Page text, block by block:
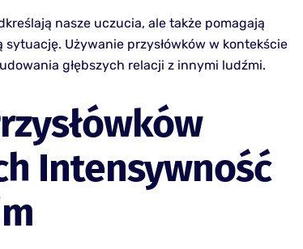
nasze uczucia, ale także pomagają
Używanie przysłówków w kontekście
głębszych relacji z innymi ludźmi.
Intensywność